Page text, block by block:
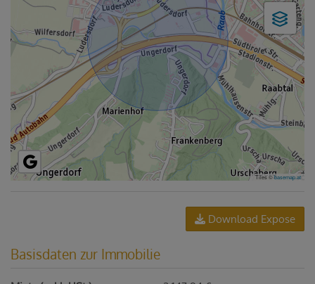
Tiles ©basemap.at
Download Expose
Basisdaten zur Immobilie